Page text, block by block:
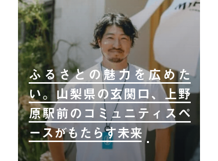
ふるさとの魅力を広めた
い。山梨県の玄関口、上野
原駅前のコミュニティスペ
ースがもたらす未来